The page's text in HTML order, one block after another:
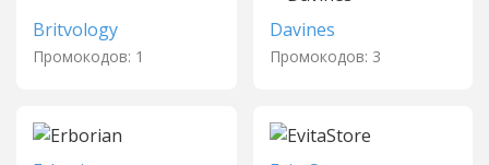
Britvology
Промокодов: 1
Davines
Промокодов: 3